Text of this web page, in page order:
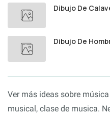
Dibujo De
Dibujo De
Ver más ideas sobre
musical, clase de musica.